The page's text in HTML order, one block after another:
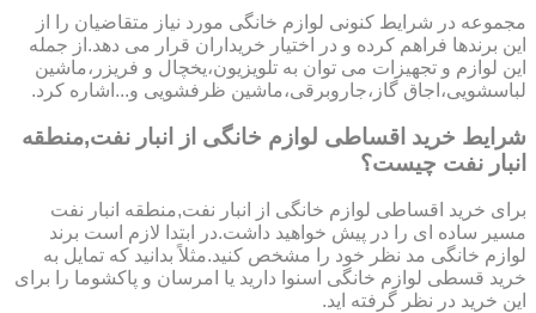
مجموعه در شرایط کنونی لوازم خانگی مورد نیاز متقاضیان را از
این برندها فراهم کرده و در اختیار خریداران قرار می دهد.از جمله
این لوازم و تجهیزات می توان به تلویزیون،یخچال و فریزر،ماشین
لباسشویی،اجاق گاز،جاروبرقی،ماشین ظرفشویی و...اشاره کرد.
شرایط خرید اقساطی لوازم خانگی از انبار نفت,منطقه
انبار نفت چیست؟
برای خرید اقساطی لوازم خانگی از انبار نفت,منطقه انبار نفت
مسیر ساده ای را در پیش خواهید داشت.در ابتدا لازم است برند
لوازم خانگی مد نظر خود را مشخص کنید.مثلاً بدانید که تمایل به
خرید قسطی لوازم خانگی اسنوا دارید یا امرسان و پاکشوما را برای
این خرید در نظر گرفته اید.